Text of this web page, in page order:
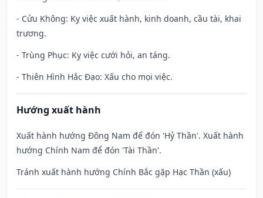
- Cửu Không: Kỵ việc xuất hành, kinh doanh, cầu tài, khai
trương.
- Trùng Phục: Kỵ việc cưới hỏi, an táng.
- Thiên Hình Hắc Đạo: Xấu cho mọi việc.
Hướng xuất hành
Xuất hành hướng Đông Nam để đón 'Hỷ Thần'. Xuất hành
hướng Chính Nam để đón 'Tài Thần'.
Tránh xuất hành hướng Chính Bắc gặp Hạc Thần (xấu)